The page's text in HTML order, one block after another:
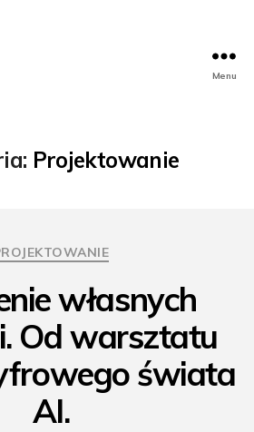
Menu
Projektowanie
Kategorie
własnych
Od warsztatu
świata
AI.